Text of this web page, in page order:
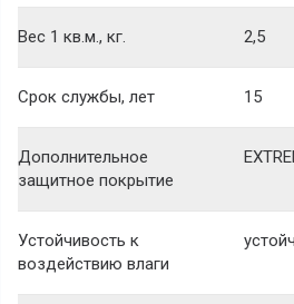
Вес 1 кв.м., кг. 2,5
Срок службы, лет 15
Дополнительное
защитное покрытие
Устойчивость к
воздействию влаги